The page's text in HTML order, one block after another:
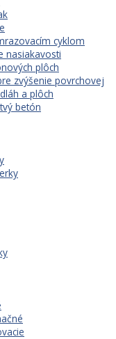
cyklom
nasiakavosti
plôch
zvýšenie povrchovej
a plôch
betón